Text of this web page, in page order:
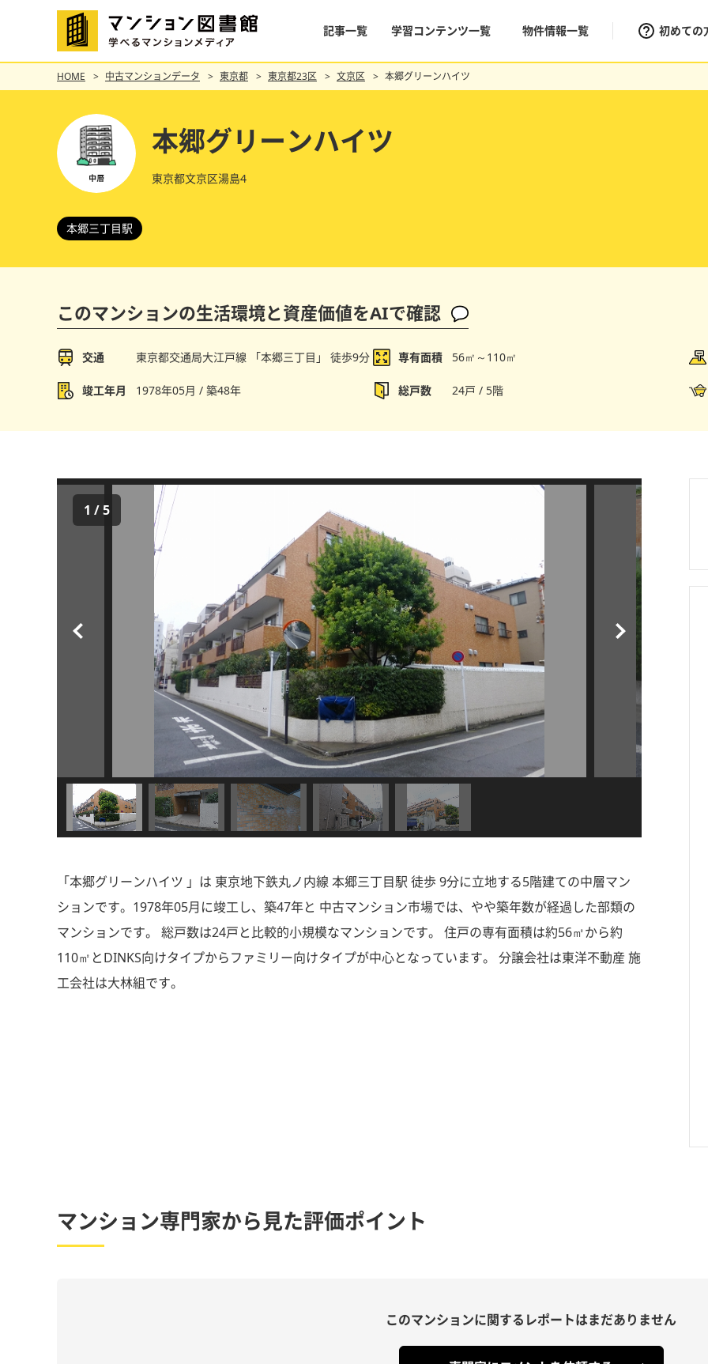
記事一覧 学習コンテンツ一覧 物件情報一覧 初めての
HOME 中古マンションデータ 東京都 東京都23区 文京区 本郷グリーンハイツ
本郷グリーンハイツ
東京都文京区湯島4
本郷三丁目駅
このマンションの生活環境と資産価値をAIで確認
交通 東京都交通局大江戸線 「本郷三丁目」 徒歩9分 専有面積 56㎡～110㎡
竣工年月 1978年05月 / 築48年 総戸数 24戸 / 5階
1 /5
「本郷グリーンハイツ 」は 東京地下鉄丸ノ内線 本郷三丁目駅 徒歩 9分に立地する5階建ての中層マン
ションです。1978年05月に竣工し、築47年と 中古マンション市場では、やや築年数が経過した部類の
マンションです。 総戸数は24戸と比較的小規模なマンションです。 住戸の専有面積は約56㎡から約
110㎡とDINKS向けタイプからファミリー向けタイプが中心となっています。 分譲会社は東洋不動産 施
工会社は大林組です。
マンション専門家から見た評価ポイント
このマンションに関する レポートはまだありません